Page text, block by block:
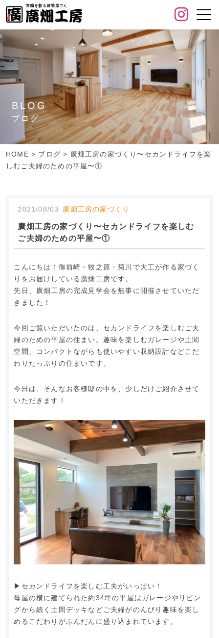
BLOG
ブログ
HOME > ブログ > 廣畑工房の家づくり〜セカンドライフを楽
しむご夫婦のための平屋〜①
廣畑工房の家づくり〜セカンドライフを楽しむ
ご夫婦のための平屋〜①
2021/08/03 廣畑工房の家づくり
こんにちは！御前崎・牧之原・菊川で大工が作る家づく
りをお届けしている廣畑工房です。
先日、廣畑工房の完成見学会を無事に開催させていただ
きました！
今回ご覧いただいたのは、セカンドライフを楽しむご夫
婦のための平屋の住まい。趣味を楽しむガレージや土間
空間、コンパクトながらも使いやすい収納設計などこだ
わりたっぷりの住まいです。
今日は、そんなお客様邸の中を、少しだけご紹介させて
いただきます！
▶︎セカンドライフを楽しむ工夫がいっぱい！
母屋の横に建てられた約34坪の平屋はガレージやリビン
グから続く土間デッキなどご夫婦がのんびり趣味を楽し
めるこだわりがふんだんに盛り込まれています。